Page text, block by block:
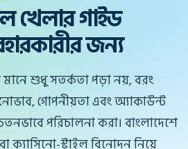
খেলার গাইড
জন্য
মানে শুধু সতর্কতা পড়া নয়, বরং
গোপনীয়তা এবং অ্যাকাউন্ট
পরিচালনা করা। বাংলাদেশে
ক্যাসিনো-স্টাইল বিনোদন নিয়ে